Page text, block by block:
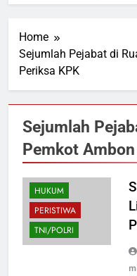
Home
Sejumlah Pejabat di
Periksa KPK
Sejumlah
Pemkot
HUKUM
PERISTIWA
TNI/POLRI